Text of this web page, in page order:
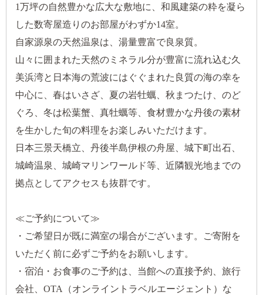
1万坪の自然豊かな広大な敷地に、和風建築の粋を凝ら
した数寄屋造りのお部屋がわずか14室。
自家源泉の天然温泉は、湯量豊富で良泉質。
山々に囲まれた天然のミネラル分が豊富に流れ込む久
美浜湾と日本海の荒波にはぐぐまれた良質の海の幸を
中心に、春はいさざ、夏の岩牡蠣、秋まつたけ、のど
ぐろ、冬は松葉蟹、真牡蠣等、食材豊かな丹後の素材
を生かした旬の料理をお楽しみいただけます。
日本三景天橋立、丹後半島伊根の舟屋、城下町出石、
城崎温泉、城崎マリンワールド等、近隣観光地までの
拠点としてアクセスも抜群です。
≪ご予約について≫
・ご希望日が既に満室の場合がございます。ご寄附を
いただく前に必ずご予約をお願いします。
・宿泊・お食事のご予約は、当館への直接予約、旅行
会社、OTA（オンライントラベルエージェント）な